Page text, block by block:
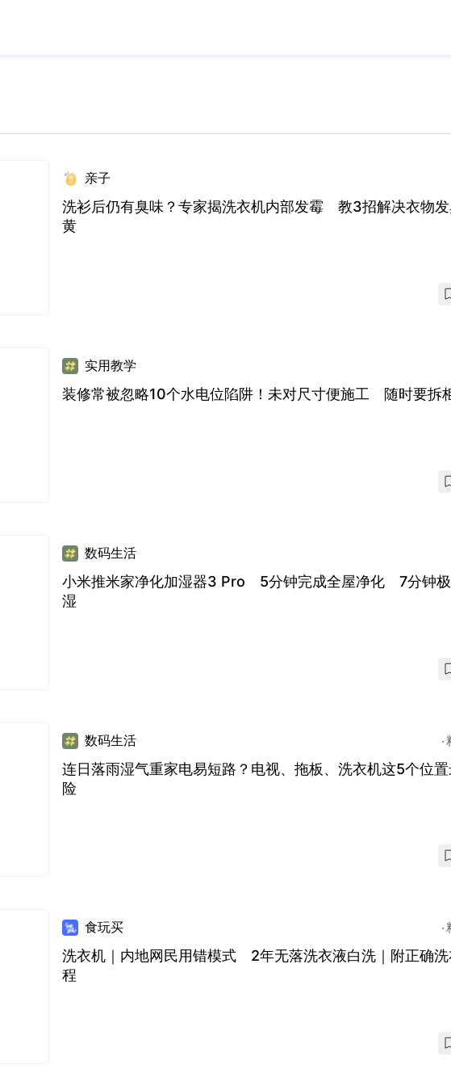
亲子
洗衫后仍有臭味？专家揭洗衣机内部发霉 教3招解决衣物发
黄
实用教学
装修常被忽略10个水电位陷阱！未对尺寸便施工 随时要拆
数码生活
小米推米家净化加湿器3 Pro 5分钟完成全屋净化 7分钟
湿
数码生活
连日落雨湿气重家电易短路？电视、拖板、洗衣机这5个位
险
食玩买
洗衣机｜内地网民用错模式 2年无落洗衣液白洗｜附正确洗
程